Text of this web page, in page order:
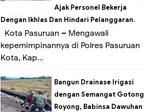
Ajak Personel Bekerja
Dengan Ikhlas Dan Hindari Pelanggaran.
Kota Pasuruan – Mengawali
kepemimpinannya di Polres Pasuruan
Kota, Kap...
Bangun Drainase Irigasi
dengan Semangat Gotong
Royong, Babinsa Dawuhan